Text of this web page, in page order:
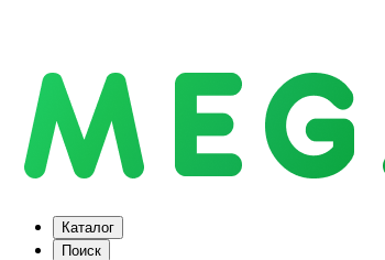
Каталог
Поиск